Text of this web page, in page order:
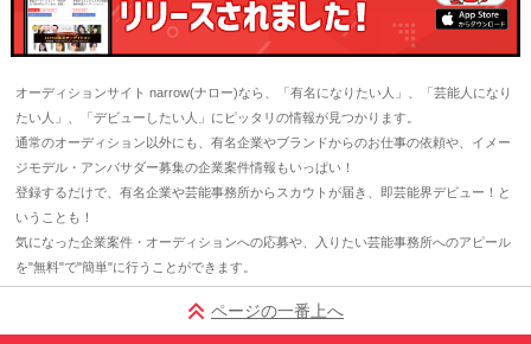
オーディションサイト narrow(ナロー)なら、「有名になりたい人」、「芸能人になり
たい人」、「デビューしたい人」にピッタリの情報が見つかります。
通常のオーディション以外にも、有名企業やブランドからのお仕事の依頼や、イメー
ジモデル・アンバサダー募集の企業案件情報もいっぱい！
登録するだけで、有名企業や芸能事務所からスカウトが届き、即芸能界デビュー！と
いうことも！
気になった企業案件・オーディションへの応募や、入りたい芸能事務所へのアピール
を"無料"で"簡単"に行うことができます。
ページの一番上へ